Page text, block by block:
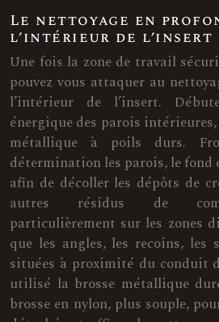
Le nettoyage en
l’intérieur de l’insert
Une fois la zone de travail
pouvez vous attaquer au
l’intérieur de l’insert.
énergique des parois
métallique à poils durs.
détermination les parois, le fond
afin de décoller les dépôts de
autres résidus de
particulièrement sur les zones
que les angles, les recoins, les
situées à proximité du conduit
utilisé la brosse métallique
brosse en nylon, plus souple,